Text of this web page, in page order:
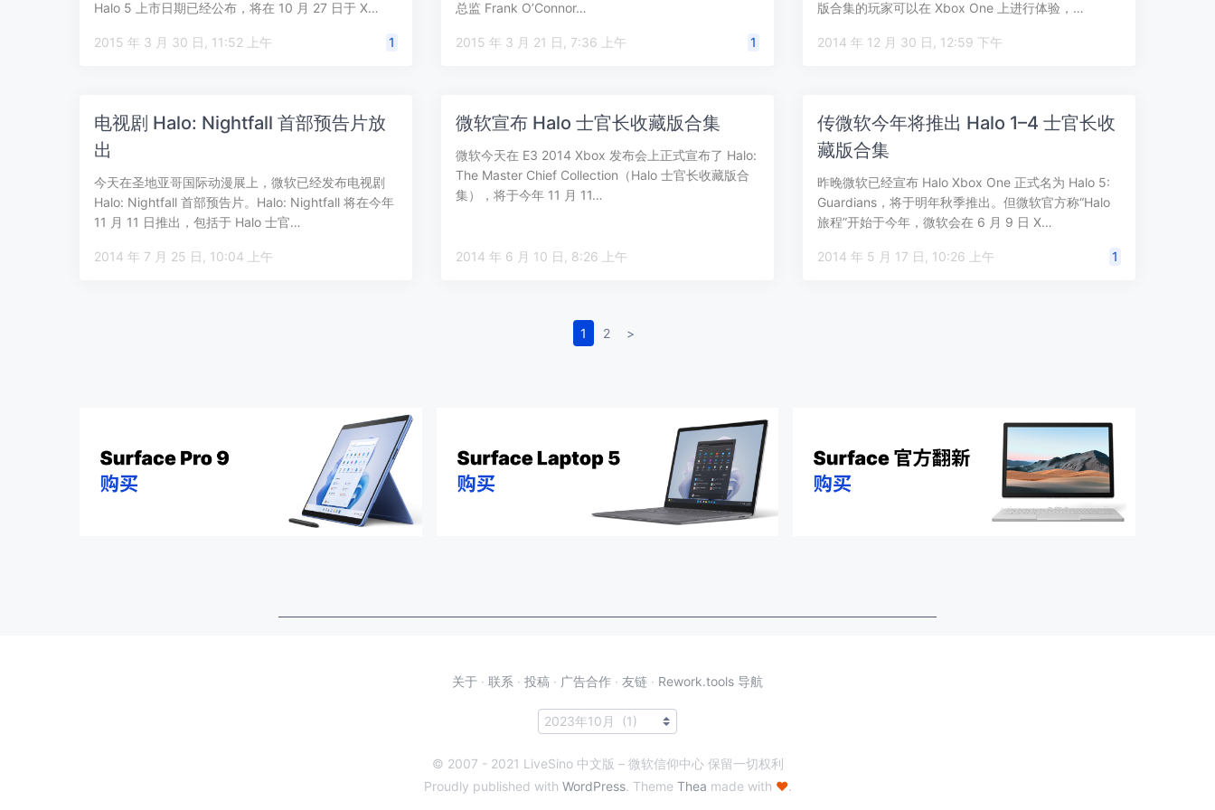
Halo 5 上市日期已经公布，将在 10 月 27 日于 X…
2015 年 3 月 30 日, 11:52 上午 1
总监 Frank O’Connor…
2015 年 3 月 21 日, 7:36 上午 1
版合集的玩家可以在 Xbox One 上进行体验，…
2014 年 12 月 30 日, 12:59 下午
电视剧 Halo: Nightfall 首部预告片放
出
今天在圣地亚哥国际动漫展上，微软已经发布电视剧
Halo: Nightfall 首部预告片。Halo: Nightfall 将在今年
11 月 11 日推出，包括于 Halo 士官…
2014 年 7 月 25 日, 10:04 上午
微软宣布 Halo 士官长收藏版合集
微软今天在 E3 2014 Xbox 发布会上正式宣布了 Halo:
The Master Chief Collection（Halo 士官长收藏版合
集），将于今年 11 月 11…
2014 年 6 月 10 日, 8:26 上午
传微软今年将推出 Halo 1–4 士官长收
藏版合集
昨晚微软已经宣布 Halo Xbox One 正式名为 Halo 5:
Guardians，将于明年秋季推出。但微软官方称“Halo
旅程”开始于今年，微软会在 6 月 9 日 X…
2014 年 5 月 17 日, 10:26 上午 1
1 2 >
关于 · 联系 · 投稿 · 广告合作 · 友链 · Rework.tools 导航
© 2007 - 2021 LiveSino 中文版 – 微软信仰中心 保留一切权利
Proudly published with WordPress. Theme Thea made with ♥.